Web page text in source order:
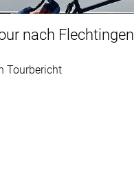
nach Flechtingen
Tourbericht